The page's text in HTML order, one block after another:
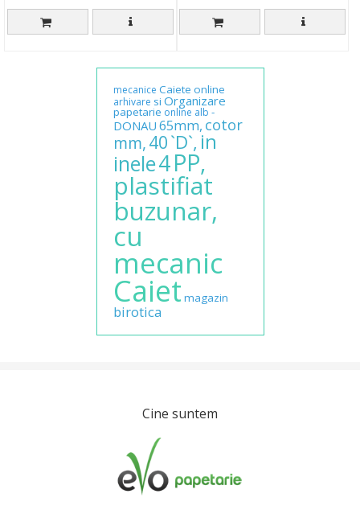
mecanice Caiete online
arhivare si Organizare
papetarie online alb -
DONAU 65mm, cotor
mm,40`D`, in
inele4PP,
plastifiat
buzunar,
cu
mecanic
Caiet magazin
birotica
Cine suntem